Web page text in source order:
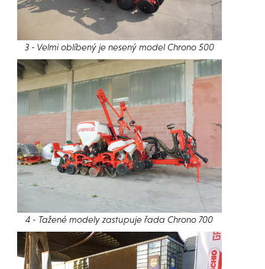
3 - Velmi oblíbený je nesený model Chrono 500
4 - Tažené modely zastupuje řada Chrono 700